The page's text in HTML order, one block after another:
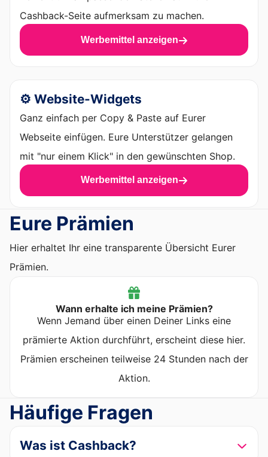
Cashback-Seite aufmerksam zu machen.
Werbemittel anzeigen
⚙️ Website-Widgets
Ganz einfach per Copy & Paste auf Eurer
Webseite einfügen. Eure Unterstützer gelangen
mit "nur einem Klick" in den gewünschten Shop.
Werbemittel anzeigen
Eure Prämien
Hier erhaltet Ihr eine transparente Übersicht Eurer
Prämien.
Wann erhalte ich meine Prämien?
Wenn Jemand über einen Deiner Links eine
prämierte Aktion durchführt, erscheint diese hier.
Prämien erscheinen teilweise 24 Stunden nach der
Aktion.
Häufige Fragen
Was ist Cashback?